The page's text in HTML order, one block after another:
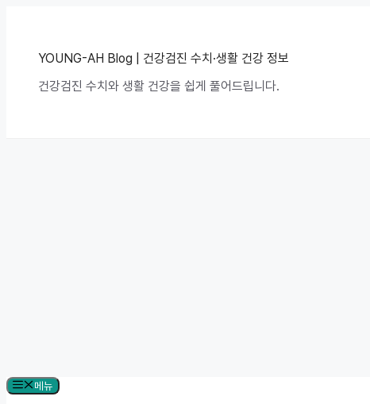
YOUNG-AH Blog | 건강검진 수치·생활 건강 정보
건강검진 수치와 생활 건강을 쉽게 풀어드립니다.
메뉴